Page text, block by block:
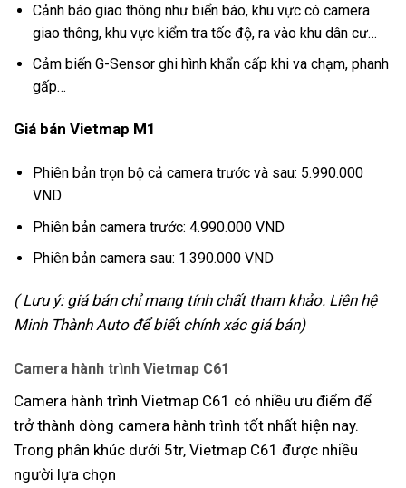
Cảnh báo giao thông như biển báo, khu vực có camera
giao thông, khu vực kiểm tra tốc độ, ra vào khu dân cư…
Cảm biến G-Sensor ghi hình khẩn cấp khi va chạm, phanh
gấp…
Giá bán Vietmap M1
Phiên bản trọn bộ cả camera trước và sau: 5.990.000
VND
Phiên bản camera trước: 4.990.000 VND
Phiên bản camera sau: 1.390.000 VND
( Lưu ý: giá bán chỉ mang tính chất tham khảo. Liên hệ
Minh Thành Auto để biết chính xác giá bán)
Camera hành trình Vietmap C61
Camera hành trình Vietmap C61 có nhiều ưu điểm để
trở thành dòng camera hành trình tốt nhất hiện nay.
Trong phân khúc dưới 5tr, Vietmap C61 được nhiều
người lựa chọn